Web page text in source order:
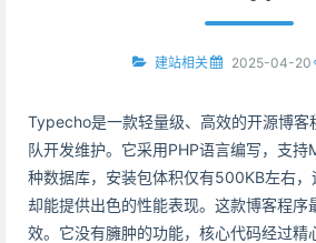
建站相关 2025-04-20
Typecho是一款轻量级、高效的开源博客
队开发维护。它采用PHP语言编写，支
种数据库，安装包体积仅有500KB左右，
却能提供出色的性能表现。这款博客程序
效。它没有臃肿的功能，核心代码经过精